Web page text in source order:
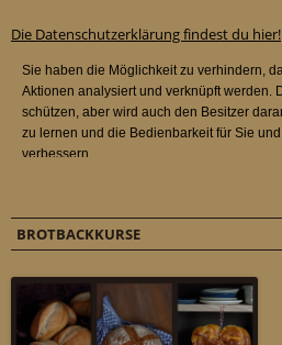
Die Datenschutzerklärung findest du hier!
BROTBACKKURSE